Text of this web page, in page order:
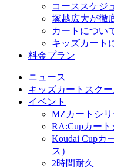
コーススケジ
塚越広大が徹
カートについ
キッズカート
料金プラン
ニュース
キッズカートスク
イベント
MZカートシ
RA:Cupカー
Koudai Cupカ
ス）
2時間耐久